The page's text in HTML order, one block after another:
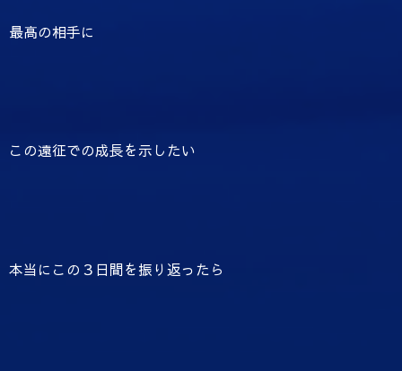
最高の相手に
この遠征での成長を示したい
本当にこの３日間を振り返ったら